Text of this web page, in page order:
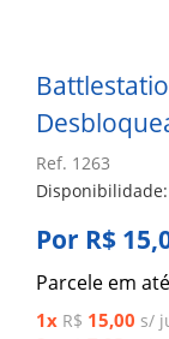
Ref. 1263
Por R$
Parcele em
1x R$ 15,00 s/